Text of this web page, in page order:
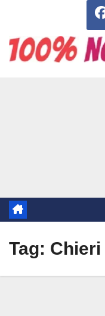
contenuto
Tag: Chieri